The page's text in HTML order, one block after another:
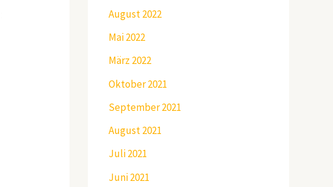
August 2022
Mai 2022
März 2022
Oktober 2021
September 2021
August 2021
Juli 2021
Juni 2021